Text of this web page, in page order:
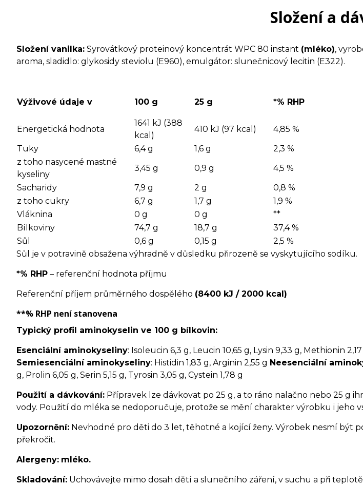
Složení a
Složení vanilka: Syrovátkový proteinový koncentrát WPC 80 instant (mléko),
aroma, sladidlo: glykosidy steviolu (E960), emulgátor: slunečnicový lecitin (E322).
Výživové údaje v 100 g 25 g *% RHP
Energetická hodnota
1641 kJ (388
kcal)
410 kJ (97 kcal)
4,85 %
Tuky
6,4 g 1,6 g
2,3 %
z toho nasycené mastné
kyseliny
3,45 g 0,9 g
4,5 %
Sacharidy
7,9 g 2 g
0,8 %
z toho cukry
6,7 g 1,7 g
1,9 %
Vláknina
0 g 0 g
**
Bílkoviny
74,7 g 18,7 g
37,4 %
Sůl
0,6 g 0,15 g
2,5 %
Sůl je v potravině obsažena výhradně v důsledku přirozeně se vyskytujícího sodíku.
*% RHP – referenční hodnota příjmu
Referenční příjem průměrného dospělého (8400 kJ / 2000 kcal)
**% RHP není stanovena
Typický profil aminokyselin ve 100 g bílkovin:
Esenciální aminokyseliny: Isoleucin 6,3 g, Leucin 10,65 g, Lysin 9,33 g, Methionin
Semiesenciální aminokyseliny: Histidin 1,83 g, Arginin 2,55 g Neesenciální
g, Prolin 6,05 g, Serin 5,15 g, Tyrosin 3,05 g, Cystein 1,78 g
Použití a dávkování: Přípravek lze dávkovat po 25 g, a to ráno nalačno nebo 25 g
vody. Použití do mléka se nedoporučuje, protože se mění charakter výrobku i jeho
Upozornění: Nevhodné pro děti do 3 let, těhotné a kojící ženy. Výrobek nesmí být
překročit.
Alergeny: mléko.
Skladování: Uchovávejte mimo dosah dětí a slunečního záření, v suchu a při